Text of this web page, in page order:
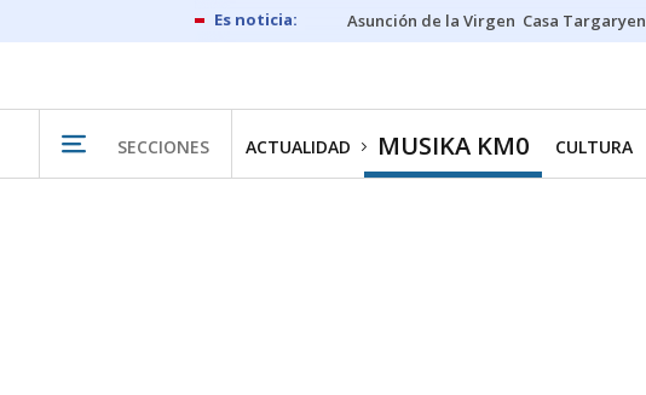
Asunción de la Virgen Casa Targaryen
SECCIONES ACTUALIDAD MUSIKA KM0 CULTURA